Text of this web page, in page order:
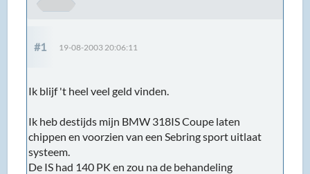
#1 19-08-2003 20:06:11
Ik blijf 't heel veel geld vinden.
Ik heb destijds mijn BMW 318IS Coupe laten
chippen en voorzien van een Sebring sport uitlaat
systeem.
De IS had 140 PK en zou na de behandeling